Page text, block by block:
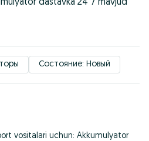
dastavka 24 7 mavjud
Состояние: Новый
vositalari uchun: Akkumulyator